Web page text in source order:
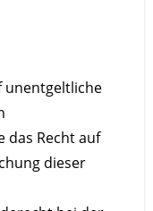
unentgeltliche
das Recht auf
dieser